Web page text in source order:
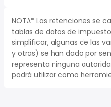
NOTA* Las retenciones se
tablas de datos de
simplificar, algunas de las
y otras) se han dado por
representa ninguna
podrá utilizar como